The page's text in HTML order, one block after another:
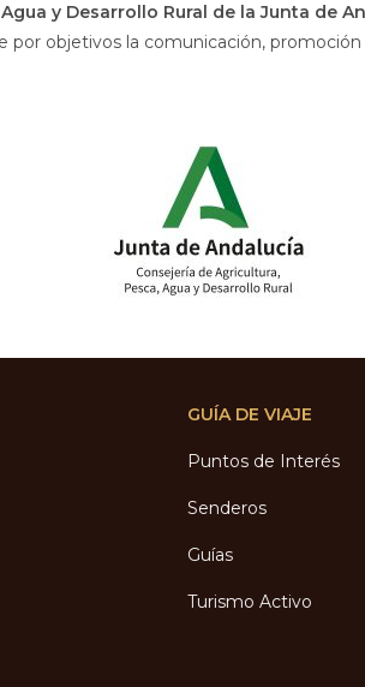
y Desarrollo Rural de la Junta de
por objetivos la comunicación,
GUÍA DE VIAJE
Puntos de Interés
Senderos
Guías
Turismo Activo